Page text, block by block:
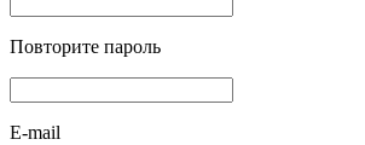
Повторите пароль
E-mail